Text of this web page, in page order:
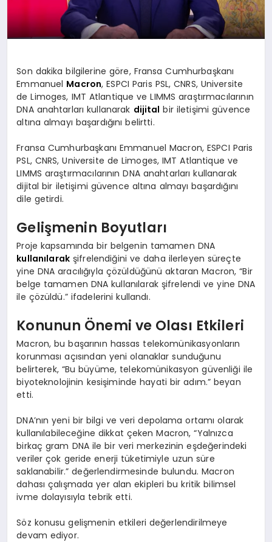
Son dakika bilgilerine göre, Fransa Cumhurbaşkanı
Emmanuel Macron, ESPCI Paris PSL, CNRS, Universite
de Limoges, IMT Atlantique ve LIMMS araştırmacılarının
DNA anahtarları kullanarak dijital bir iletişimi güvence
altına almayı başardığını belirtti.
Fransa Cumhurbaşkanı Emmanuel Macron, ESPCI Paris
PSL, CNRS, Universite de Limoges, IMT Atlantique ve
LIMMS araştırmacılarının DNA anahtarları kullanarak
dijital bir iletişimi güvence altına almayı başardığını
dile getirdi.
Gelişmenin Boyutları
Proje kapsamında bir belgenin tamamen DNA
kullanılarak şifrelendiğini ve daha ilerleyen süreçte
yine DNA aracılığıyla çözüldüğünü aktaran Macron, “Bir
belge tamamen DNA kullanılarak şifrelendi ve yine DNA
ile çözüldü.” ifadelerini kullandı.
Konunun Önemi ve Olası Etkileri
Macron, bu başarının hassas telekomünikasyonların
korunması açısından yeni olanaklar sunduğunu
belirterek, “Bu büyüme, telekomünikasyon güvenliği ile
biyoteknolojinin kesişiminde hayati bir adım.” beyan
etti.
DNA’nın yeni bir bilgi ve veri depolama ortamı olarak
kullanılabileceğine dikkat çeken Macron, “Yalnızca
birkaç gram DNA ile bir veri merkezinin eşdeğerindeki
veriler çok geride enerji tüketimiyle uzun süre
saklanabilir.” değerlendirmesinde bulundu. Macron
dahası çalışmada yer alan ekipleri bu kritik bilimsel
ivme dolayısıyla tebrik etti.
Söz konusu gelişmenin etkileri değerlendirilmeye
devam ediyor.